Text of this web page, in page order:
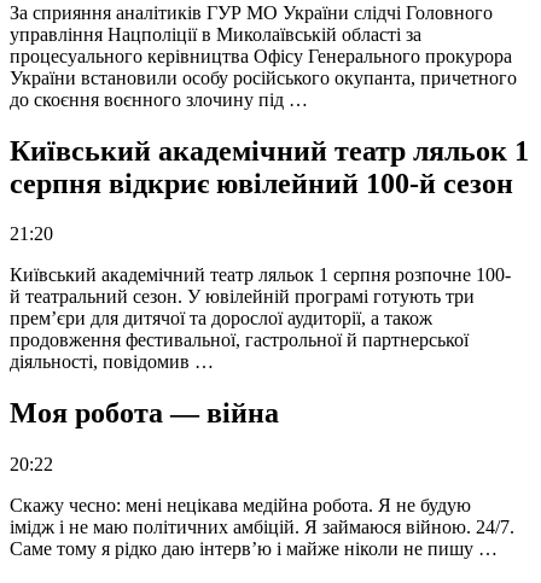
За сприяння аналітиків ГУР МО України слідчі Головного
управління Нацполіції в Миколаївській області за
процесуального керівництва Офісу Генерального прокурора
України встановили особу російського окупанта, причетного
до скоєння воєнного злочину під …
Київський академічний театр ляльок 1
серпня відкриє ювілейний 100-й сезон
21:20
Київський академічний театр ляльок 1 серпня розпочне 100-
й театральний сезон. У ювілейній програмі готують три
прем’єри для дитячої та дорослої аудиторії, а також
продовження фестивальної, гастрольної й партнерської
діяльності, повідомив …
Моя робота — війна
20:22
Скажу чесно: мені нецікава медійна робота. Я не будую
імідж і не маю політичних амбіцій. Я займаюся війною. 24/7.
Саме тому я рідко даю інтерв’ю і майже ніколи не пишу …